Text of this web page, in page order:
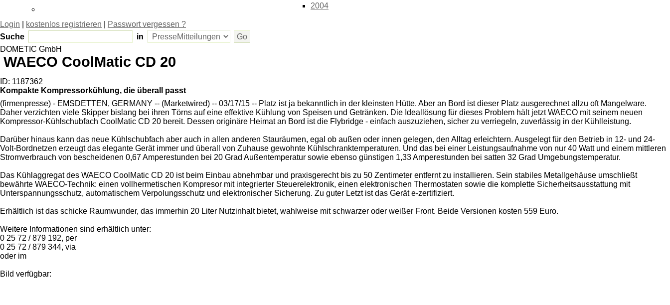
2004
Login kostenlos registrieren
Passwort vergessen ?
Suche
in
DOMETIC GmbH
WAECO CoolMatic CD 20
ID: 1187362
Kompakte Kompressorkühlung, die überall passt
(firmenpresse) - EMSDETTEN, GERMANY -- (Marketwired) -- 03/17/15 -- Platz ist ja bekanntlich in der kleinsten Hütte. Aber an Bord ist dieser Platz ausgerechnet allzu oft Mangelware.
Daher verzichten viele Skipper bislang bei ihren Törns auf eine effektive Kühlung von Speisen und Getränken. Die Ideallösung für dieses Problem hält jetzt WAECO mit seinem neuen
Kompressor-Kühlschubfach CoolMatic CD 20 bereit. Dessen originäre Heimat an Bord ist die Flybridge - einfach auszuziehen, sicher zu verriegeln, zuverlässig in der Kühlleistung.
Darüber hinaus kann das neue Kühlschubfach aber auch in allen anderen Stauräumen, egal ob außen oder innen gelegen, den Alltag erleichtern. Ausgelegt für den Betrieb in 12- und 24-
Volt-Bordnetzen erzeugt das elegante Gerät immer und überall von Zuhause gewohnte Kühlschranktemperaturen. Und das bei einer Leistungsaufnahme von nur 40 Watt und einem mittleren
Stromverbrauch von bescheidenen 0,67 Amperestunden bei 20 Grad Außentemperatur sowie ebenso günstigen 1,33 Amperestunden bei satten 32 Grad Umgebungstemperatur.
Das Kühlaggregat des WAECO CoolMatic CD 20 ist beim Einbau abnehmbar und praxisgerecht bis zu 50 Zentimeter entfernt zu installieren. Sein stabiles Metallgehäuse umschließt
bewährte WAECO-Technik: einen vollhermetischen Kompresor mit integrierter Steuerelektronik, einen elektronischen Thermostaten sowie die komplette Sicherheitsausstattung mit
Unterspannungsschutz, automatischem Verpolungsschutz und elektronischer Sicherung. Zu guter Letzt ist das Gerät e-zertifiziert.
Erhältlich ist das schicke Raumwunder, das immerhin 20 Liter Nutzinhalt bietet, wahlweise mit schwarzer oder weißer Front. Beide Versionen kosten 559 Euro.
Weitere Informationen sind erhältlich unter:
0 25 72 / 879 192, per
0 25 72 / 879 344, via
oder im
Bild verfügbar: